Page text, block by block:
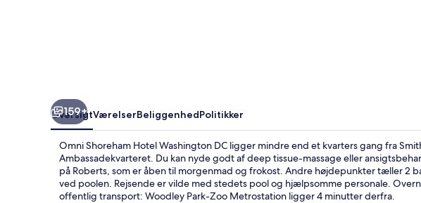
159+
OversigtVærelserBeliggenhedPolitikker
Omni Shoreham Hotel Washington DC ligger mindre end et kvarters gang fra
Ambassadekvarteret. Du kan nyde godt af deep tissue-massage eller
på Roberts, som er åben til morgenmad og frokost. Andre højdepunkter tæller 2
ved poolen. Rejsende er vilde med stedets pool og hjælpsomme personale.
offentlig transport: Woodley Park-Zoo Metrostation ligger 4 minutter derfra.